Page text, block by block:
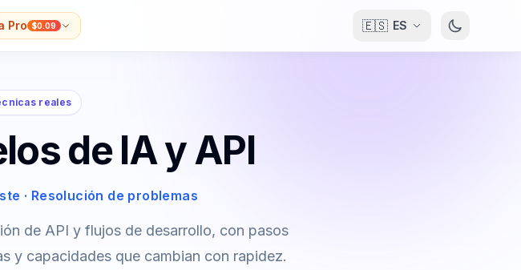
Pro $0.09 🇪🇸 ES
reales
de IA y API
· Resolución de problemas
de API y flujos de desarrollo, con pasos
y capacidades que cambian con rapidez.